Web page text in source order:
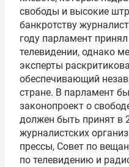
свободы и высокие
банкротству
году парламент
телевидении, однако
эксперты
обеспечивающий
стране. В парламент
законопроект о
должен быть принят в
журналистских
прессы, Совет по
по телевидению и